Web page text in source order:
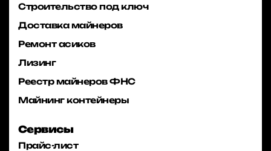
Строительство под ключ
Доставка майнеров
Ремонт асиков
Лизинг
Реестр майнеров ФНС
Майнинг контейнеры
Сервисы
Прайс-лист